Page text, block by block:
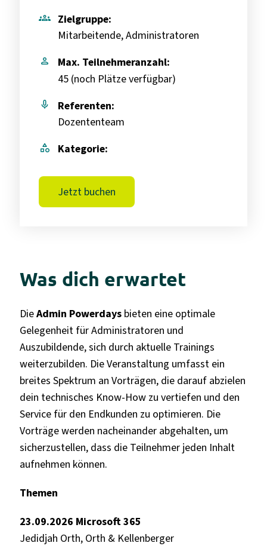
Was dich erwartet
DieAdmin Powerdaysbieten eine optimale
Gelegenheit für Administratoren und
Auszubildende, sich durch aktuelle Trainings
weiterzubilden. Die Veranstaltung umfasst ein
breites Spektrum an Vorträgen, die darauf abzielen
dein technisches Know-How zu vertiefen und den
Service für den Endkunden zu optimieren. Die
Vorträge werden nacheinander abgehalten, um
sicherzustellen, dass die Teilnehmer jeden Inhalt
aufnehmen können.
Themen
23.09.2026 Microsoft 365
Jedidjah Orth, Orth & Kellenberger
groups Zielgruppe:
Mitarbeitende, Administratoren
person
Max. Teilnehmeranzahl:
45 (noch Plätze verfügbar)
mic
Referenten:
Dozententeam
category
Kategorie:
Jetzt buchen